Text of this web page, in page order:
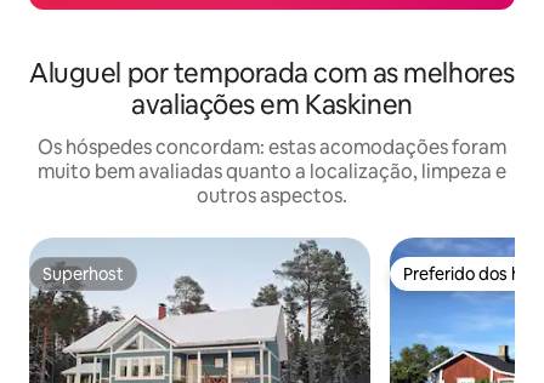
Aluguel por temporada com as melhores
avaliações em Kaskinen
Os hóspedes concordam: estas acomodações foram
muito bem avaliadas quanto a localização, limpeza e
outros aspectos.
Superhost
Superhost Preferido dos
Preferido dos